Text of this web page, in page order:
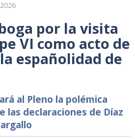
por la visita
VI como acto de
españolidad de
al Pleno la polémica
las declaraciones de Díaz